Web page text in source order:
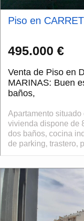
Piso en
495.000 €
Venta de Piso en
MARINAS: Buen
baños,
Apartamento situado
vivienda dispone de
dos baños, cocina
de parking, trastero,
Perfecto para sus